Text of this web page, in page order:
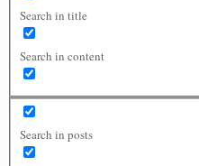
Search in title
Search in content
Search in posts